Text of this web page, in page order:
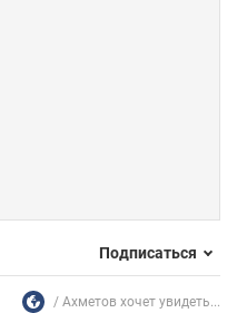
Подписаться
Ахметов хочет увидеть...